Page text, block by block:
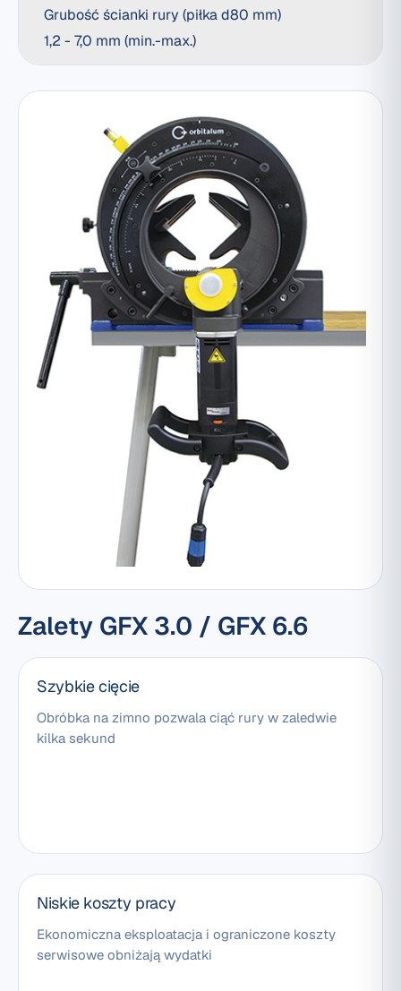
Grubość ścianki rury (piłka d80 mm)
1,2 - 7,0 mm (min.-max.)
Zalety GFX 3.0 / GFX 6.6
Szybkie cięcie
Obróbka na zimno pozwala ciąć rury w zaledwie
kilka sekund
Niskie koszty pracy
Ekonomiczna eksploatacja i ograniczone koszty
serwisowe obniżają wydatki